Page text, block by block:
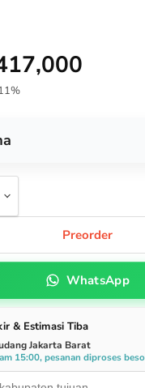
Preorder
WhatsApp
& Estimasi Tiba
Jakarta Barat
15:00, pesanan diproses